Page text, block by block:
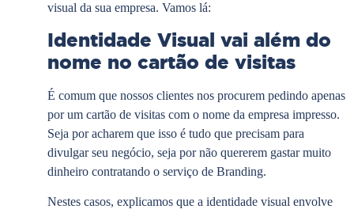
visual da sua empresa. Vamos lá:
Identidade Visual vai além do
nome no cartão de visitas
É comum que nossos clientes nos procurem pedindo apenas
por um cartão de visitas com o nome da empresa impresso.
Seja por acharem que isso é tudo que precisam para
divulgar seu negócio, seja por não quererem gastar muito
dinheiro contratando o serviço de Branding.
Nestes casos, explicamos que a identidade visual envolve